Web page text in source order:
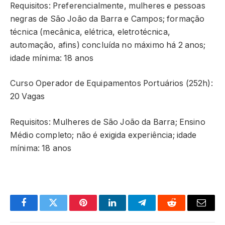
Requisitos: Preferencialmente, mulheres e pessoas
negras de São João da Barra e Campos; formação
técnica (mecânica, elétrica, eletrotécnica,
automação, afins) concluída no máximo há 2 anos;
idade mínima: 18 anos
Curso Operador de Equipamentos Portuários (252h):
20 Vagas
Requisitos: Mulheres de São João da Barra; Ensino
Médio completo; não é exigida experiência; idade
mínima: 18 anos
FacebookTwitter PinterestLinkedInTelegramReddit Email